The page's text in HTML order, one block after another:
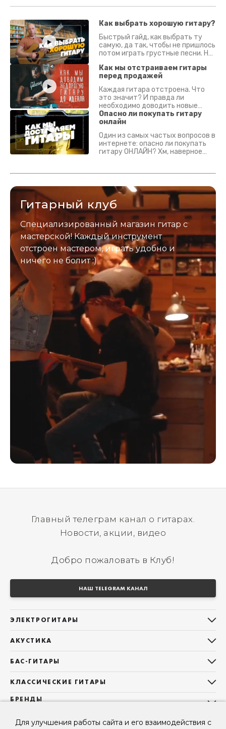
Для улучшения работы сайта и его взаимодействия с
Как выбрать хорошую гитару?
Быстрый гайд, как выбрать ту
самую, да так, чтобы не пришлось
потом играть грустные песни. На
Как мы отстраиваем гитары
перед продажей
Каждая гитара отстроена. Что
это значит? И правда ли
необходимо доводить новые
гитары? Если кратко - да.
Подробно - в видео :)
Опасно ли покупать гитару
онлайн
Один из самых частых вопросов в
интернете: опасно ли покупать
гитару ОНЛАЙН? Хм, наверное
застрахован. Случись что -
Гитарный клуб
Специализированный магазин гитар с
мастерской! Каждый инструмент
отстроен мастером, играть удобно и
ничего не болит :)
Главный телеграм канал о гитарах.
Новости, акции, видео
Добро пожаловать в Клуб!
НАШ TELEGRAM КАНАЛ
ЭЛЕКТРОГИТАРЫ
Telecaster
Les Paul
Superstrat
АКУСТИКА
Фолки (ОМ, 000, 00)
Гранд Аудиториум
Б/У, уцененные гитары
БАС-ГИТАРЫ
Precision Bass
КЛАССИЧЕСКИЕ ГИТАРЫ
Все классические гитары
Б/У, уцененные гитары
БРЕНДЫ
Sigma Guitars